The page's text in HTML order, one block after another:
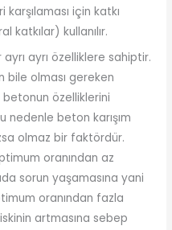
için katkı
katkılar) kullanılır.
ayrı özelliklere sahiptir.
bile olması gereken
özelliklerini
nedenle beton karışım
olmaz bir faktördür.
oranından az
sorun yaşamasına yani
oranından fazla
artmasına sebep